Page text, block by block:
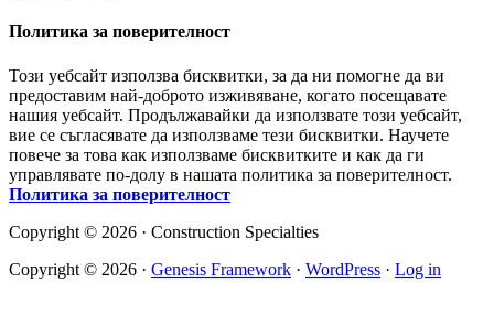
Политика за поверителност
Този уебсайт използва бисквитки, за да ни помогне да ви
предоставим най-доброто изживяване, когато посещавате
нашия уебсайт. Продължавайки да използвате този уебсайт,
вие се съгласявате да използваме тези бисквитки. Научете
повече за това как използваме бисквитките и как да ги
управлявате по-долу в нашата политика за поверителност.
Политика за поверителност
Copyright © 2026 · Construction Specialties
Copyright © 2026 · Genesis Framework · WordPress · Log in